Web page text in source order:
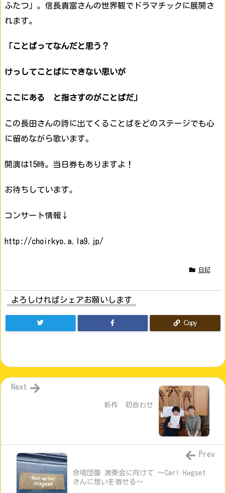
ふたつ」。信長貴富さんの世界観でドラマチックに展開さ
れます。
「ことばってなんだと思う？
けっしてことばにできない思いが
ここにある と指さすのがことばだ」
この長田さんの詩に出てくることばをどのステージでも心
に留めながら歌います。
開演は15時。当日券もありますよ！
お待ちしています。
コンサート情報↓
http://choirkyo.a.la9.jp/
日記
よろしければシェアお願いします
Copy
新作 初合わせ
Next
合唱団響 演奏会に向けて ～Carl Høgset
さんに想いを寄せる～
Prev